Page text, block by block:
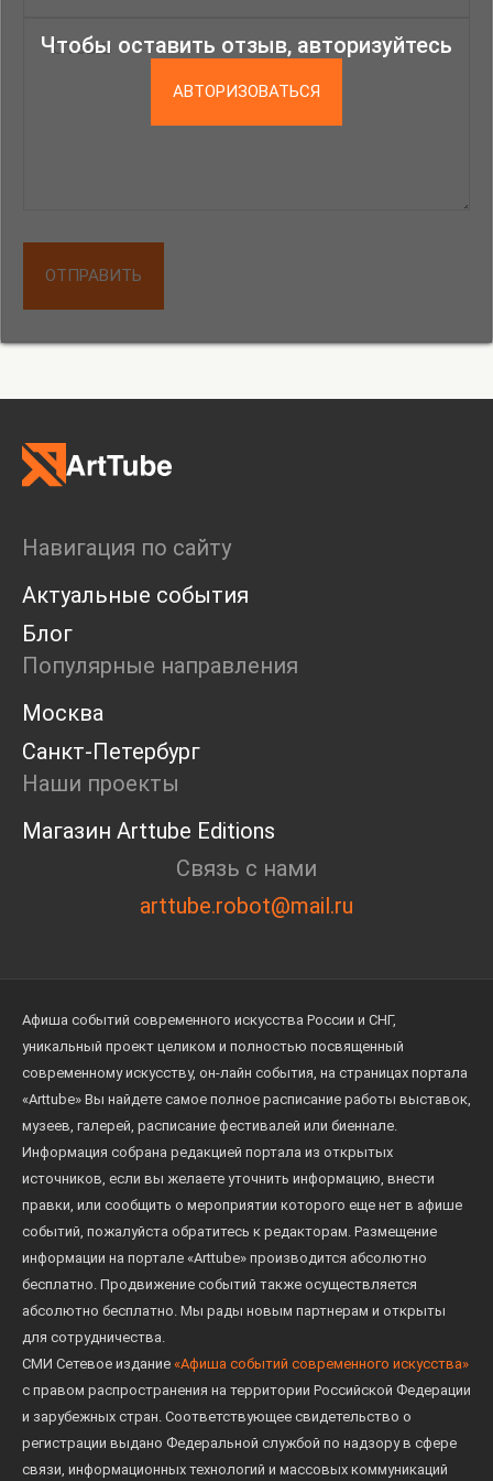
Чтобы оставить отзыв, авторизуйтесь
АВТОРИЗОВАТЬСЯ
ОТПРАВИТЬ
Навигация по сайту
Актуальные события
Блог
Популярные направления
Москва
Санкт-Петербург
Наши проекты
Магазин Arttube Editions
Связь с нами
arttube.robot@mail.ru
Афиша событий современного искусства России и СНГ,
уникальный проект целиком и полностью посвященный
современному искусству, он-лайн события, на страницах портала
«Arttube» Вы найдете самое полное расписание работы выставок,
музеев, галерей, расписание фестивалей или биеннале.
Информация собрана редакцией портала из открытых
источников, если вы желаете уточнить информацию, внести
правки, или сообщить о мероприятии которого еще нет в афише
событий, пожалуйста обратитесь к редакторам. Размещение
информации на портале «Arttube» производится абсолютно
бесплатно. Продвижение событий также осуществляется
абсолютно бесплатно. Мы рады новым партнерам и открыты
для сотрудничества.
СМИ Сетевое издание «Афиша событий современного искусства»
с правом распространения на территории Российской Федерации
и зарубежных стран. Соответствующее свидетельство о
регистрации выдано Федеральной службой по надзору в сфере
связи, информационных технологий и массовых коммуникаций